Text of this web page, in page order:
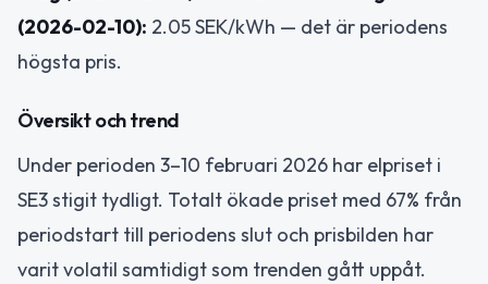
(2026-02-10): 2.05 SEK/kWh — det är periodens
högsta pris.
Översikt och trend
Under perioden 3–10 februari 2026 har elpriset i
SE3 stigit tydligt. Totalt ökade priset med 67% från
periodstart till periodens slut och prisbilden har
varit volatil samtidigt som trenden gått uppåt.